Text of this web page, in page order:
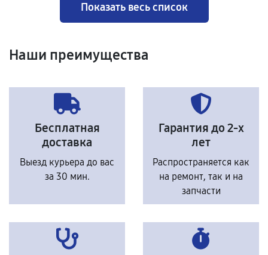
Показать весь список
Наши преимущества
Бесплатная
доставка
Выезд курьера до вас
за 30 мин.
Гарантия до 2-х
лет
Распространяется как
на ремонт, так и на
запчасти